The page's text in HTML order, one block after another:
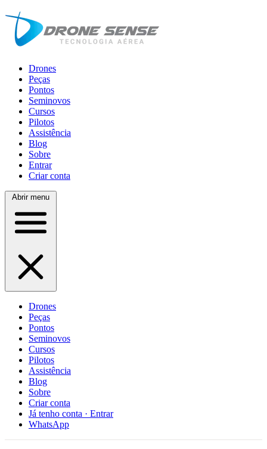
Drones
Peças
Pontos
Seminovos
Cursos
Pilotos
Assistência
Blog
Sobre
Entrar
Criar conta
Abrir menu
Drones
Peças
Pontos
Seminovos
Cursos
Pilotos
Assistência
Blog
Sobre
Criar conta
Já tenho conta · Entrar
WhatsApp